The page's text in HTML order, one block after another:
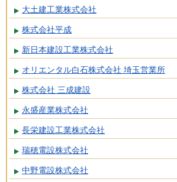
大土建工業株式会社
株式会社平成
新日本建設工業株式会社
オリエンタル白石株式会社 埼玉営業所
株式会社 三成建設
永盛産業株式会社
長栄建設工業株式会社
瑞穂電設株式会社
中野電設株式会社